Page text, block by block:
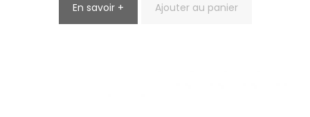
En savoir + Ajouter au panier